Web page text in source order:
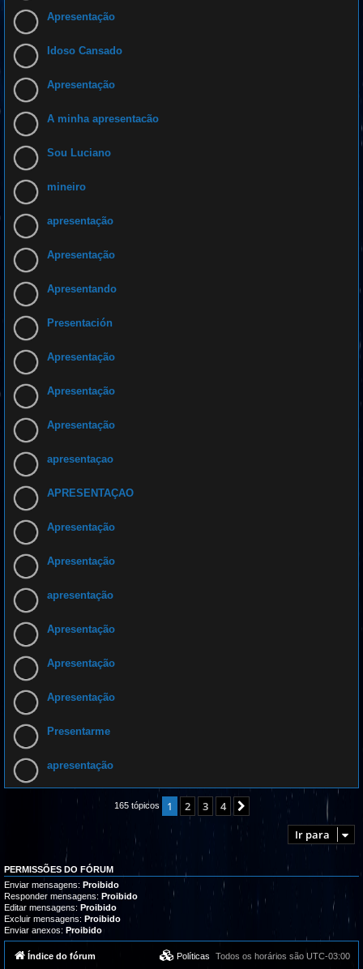
Apresentação
Idoso Cansado
Apresentação
A minha apresentacão
Sou Luciano
mineiro
apresentação
Apresentação
Apresentando
Presentación
Apresentação
Apresentação
Apresentação
apresentaçao
APRESENTAÇAO
Apresentação
Apresentação
apresentação
Apresentação
Apresentação
Apresentação
Presentarme
apresentação
165 tópicos 1 2 3 4
Ir para
PERMISSÕES DO FÓRUM
Enviar mensagens: Proibido
Responder mensagens: Proibido
Editar mensagens: Proibido
Excluir mensagens: Proibido
Enviar anexos: Proibido
Índice do fórum Todos os horários são UTC-03:00
Políticas